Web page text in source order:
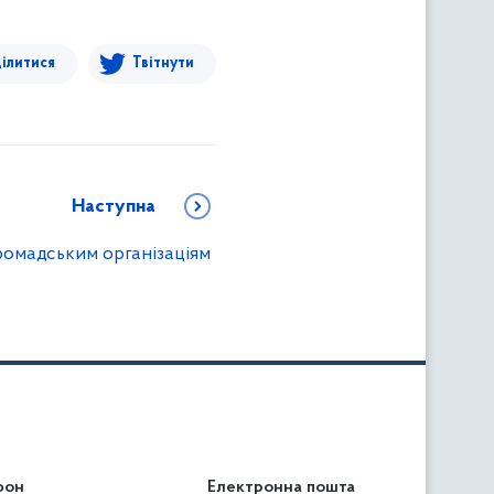
Твітнути
Наступна
організаціям
Електронна пошта